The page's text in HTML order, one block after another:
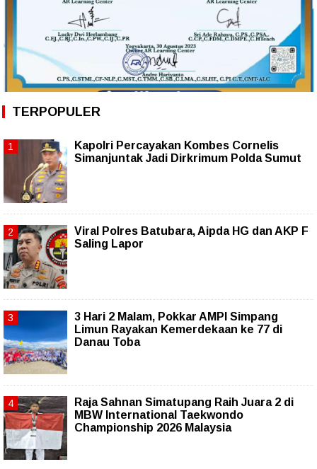
TERPOPULER
Kapolri Percayakan Kombes Cornelis
Simanjuntak Jadi Dirkrimum Polda Sumut
Viral Polres Batubara, Aipda HG dan AKP F
Saling Lapor
3 Hari 2 Malam, Pokkar AMPI Simpang
Limun Rayakan Kemerdekaan ke 77 di
Danau Toba
Raja Sahnan Simatupang Raih Juara 2 di
MBW International Taekwondo
Championship 2026 Malaysia